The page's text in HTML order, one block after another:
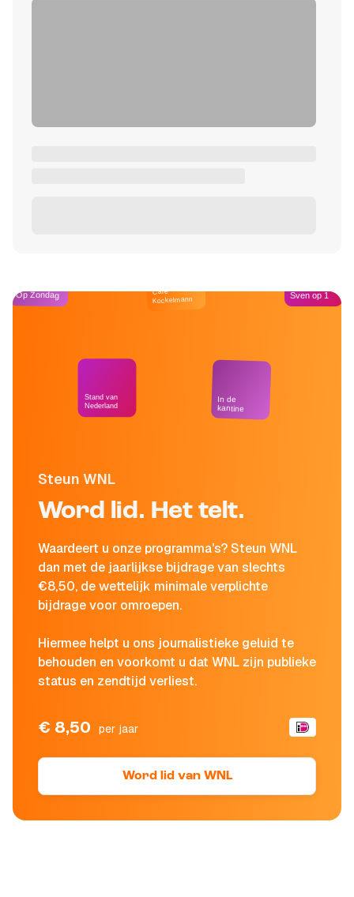
Steun WNL
Word lid. Het telt.
Waardeert u onze programma's? Steun WNL
dan met de jaarlijkse bijdrage van slechts
€8,50, de wettelijk minimale verplichte
bijdrage voor omroepen.
Hiermee helpt u ons journalistieke geluid te
behouden en voorkomt u dat WNL zijn publieke
status en zendtijd verliest.
€ 8,50 per jaar
Word lid van WNL
Op Zondag
Stand van
Nederland
Café
Kockelmann
In de
kantine
Sven op 1